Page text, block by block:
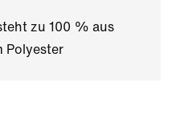
zu 100 % aus
Polyester